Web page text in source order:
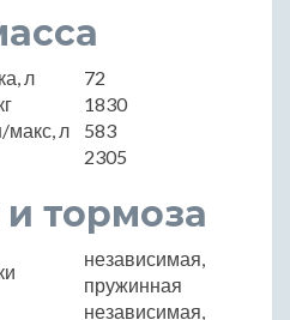
л
72
1830
макс, л
583
2305
тормоза
независимая,
пружинная
независимая,